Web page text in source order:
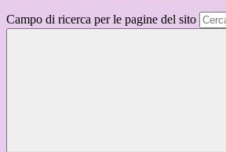
Campo di ricerca per le pagine del sito